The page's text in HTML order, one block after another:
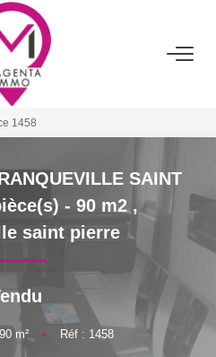
VENDRE
AGENCE
Nous
1458
SAINT
- 90 m2 ,
saint pierre
90 m² • Réf : 1458